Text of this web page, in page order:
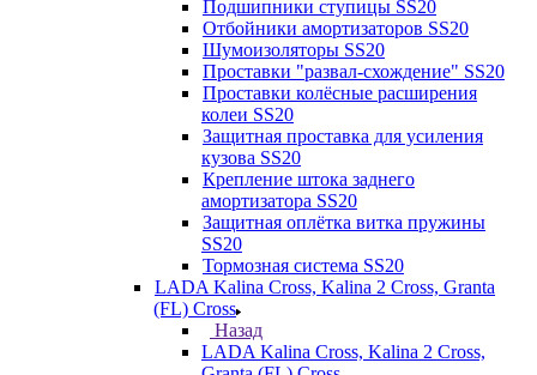
Подшипники ступицы SS20
Отбойники амортизаторов SS20
Шумоизоляторы SS20
Проставки "развал-схождение" SS20
Проставки колёсные расширения
колеи SS20
Защитная проставка для усиления
кузова SS20
Крепление штока заднего
амортизатора SS20
Защитная оплётка витка пружины
SS20
Тормозная система SS20
LADA Kalina Cross, Kalina 2 Cross, Granta
(FL) Cross
Назад
LADA Kalina Cross, Kalina 2 Cross,